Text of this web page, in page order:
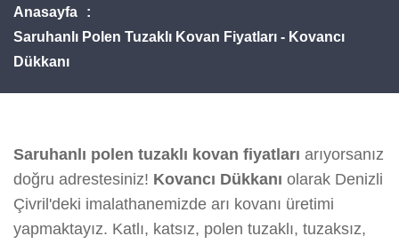
Anasayfa
Saruhanlı Polen Tuzaklı Kovan Fiyatları - Kovancı
Dükkanı
Saruhanlı polen tuzaklı kovan fiyatları arıyorsanız
doğru adrestesiniz! Kovancı Dükkanı olarak Denizli
Çivril'deki imalathanemizde arı kovanı üretimi
yapmaktayız. Katlı, katsız, polen tuzaklı, tuzaksız,